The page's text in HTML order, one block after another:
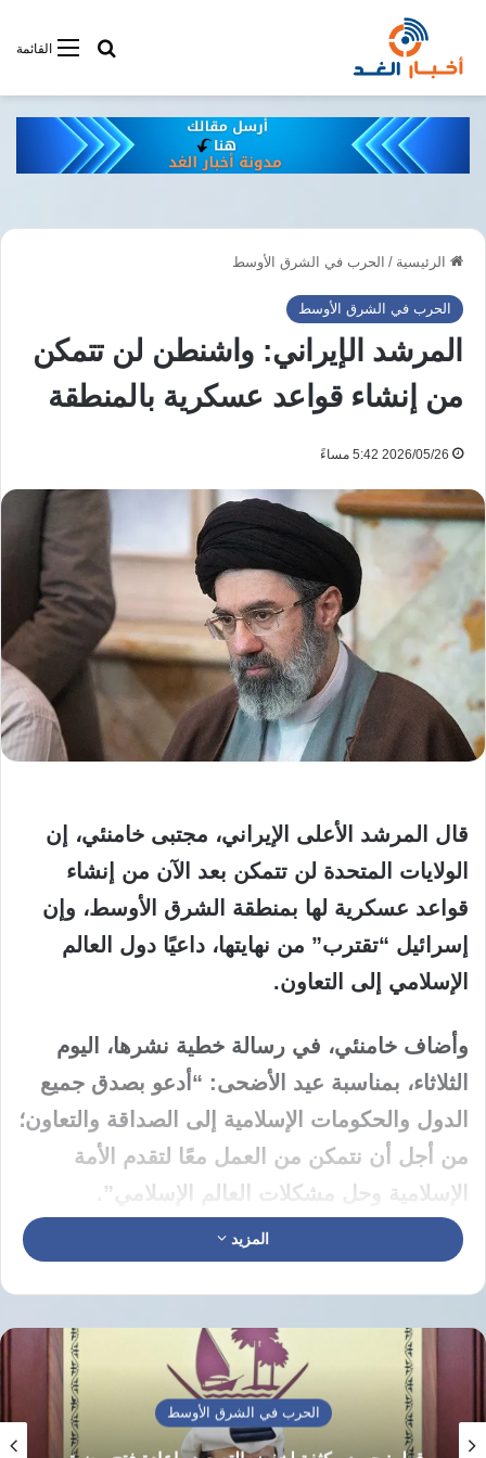
القائمةأبحت فى
الرئيسية / الحرب في الشرق الأوسط
الحرب في الشرق الأوسط
المرشد الإيراني: واشنطن لن تتمكن
من إنشاء قواعد عسكرية بالمنطقة
2026/05/26 5:42 مساءً
قال المرشد الأعلى الإيراني، مجتبى خامنئي، إن
الولايات المتحدة لن تتمكن بعد الآن من إنشاء
قواعد عسكرية لها بمنطقة الشرق الأوسط، وإن
إسرائيل “تقترب” من نهايتها، داعيًا دول العالم
الإسلامي إلى التعاون.
وأضاف خامنئي، في رسالة خطية نشرها، اليوم
الثلاثاء، بمناسبة عيد الأضحى: “أدعو بصدق جميع
الدول والحكومات الإسلامية إلى الصداقة والتعاون؛
من أجل أن نتمكن من العمل معًا لتقدم الأمة
الإسلامية وحل مشكلات العالم الإسلامي”.
وأشار إلى أن الدول الإسلامية وشعوب المنطقة
تمتلك قدرات ومصالح مشتركة كثيرة، مؤكدًا أن
هذه القدرات ستشكل النظام الجديد في المنطقة
والعالم.
واعتبر خامنئي أن الولايات المتحدة فقدت مكانتها
المزيد
الحرب في الشرق الأوسط